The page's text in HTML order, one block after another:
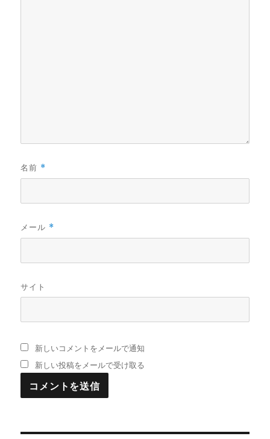
名前 *
メール *
サイト
新しいコメントをメールで通知
新しい投稿をメールで受け取る